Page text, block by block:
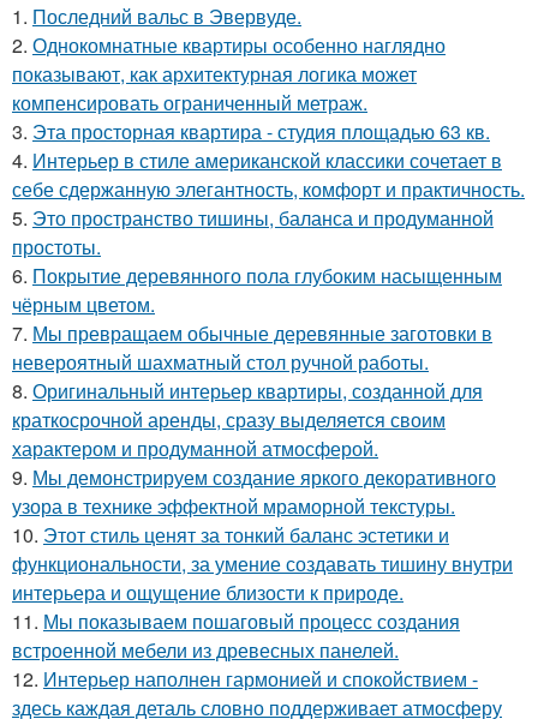
1. Последний вальс в Эвервуде.
2. Однокомнатные квартиры особенно наглядно
показывают, как архитектурная логика может
компенсировать ограниченный метраж.
3. Эта просторная квартира - студия площадью 63 кв.
4. Интерьер в стиле американской классики сочетает в
себе сдержанную элегантность, комфорт и практичность.
5. Это пространство тишины, баланса и продуманной
простоты.
6. Покрытие деревянного пола глубоким насыщенным
чёрным цветом.
7. Мы превращаем обычные деревянные заготовки в
невероятный шахматный стол ручной работы.
8. Оригинальный интерьер квартиры, созданной для
краткосрочной аренды, сразу выделяется своим
характером и продуманной атмосферой.
9. Мы демонстрируем создание яркого декоративного
узора в технике эффектной мраморной текстуры.
10. Этот стиль ценят за тонкий баланс эстетики и
функциональности, за умение создавать тишину внутри
интерьера и ощущение близости к природе.
11. Мы показываем пошаговый процесс создания
встроенной мебели из древесных панелей.
12. Интерьер наполнен гармонией и спокойствием -
здесь каждая деталь словно поддерживает атмосферу